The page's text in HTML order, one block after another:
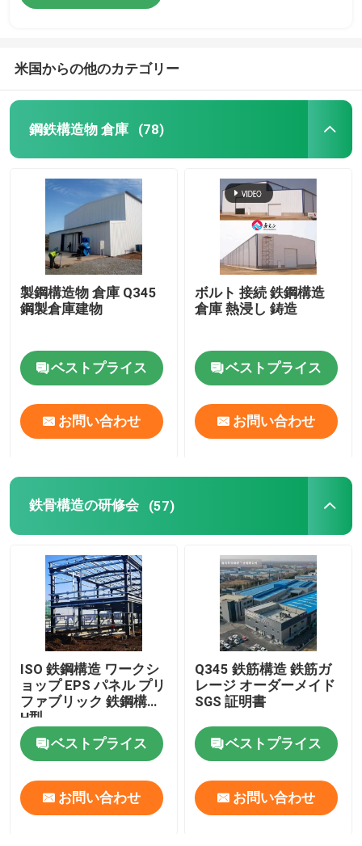
米国からの他のカテゴリー
鋼鉄構造物 倉庫 (78)
製鋼構造物 倉庫 Q345
鋼製倉庫建物
ベストプライス
お問い合わせ
ボルト 接続 鉄鋼構造
倉庫 熱浸し 鋳造
ベストプライス
お問い合わせ
鉄骨構造の研修会 (57)
ISO 鉄鋼構造 ワークシ
ョップ EPS パネル プリ
ファブリック 鉄鋼構造
H型
ベストプライス
お問い合わせ
Q345 鉄筋構造 鉄筋ガ
レージ オーダーメイド
SGS 証明書
ベストプライス
お問い合わせ